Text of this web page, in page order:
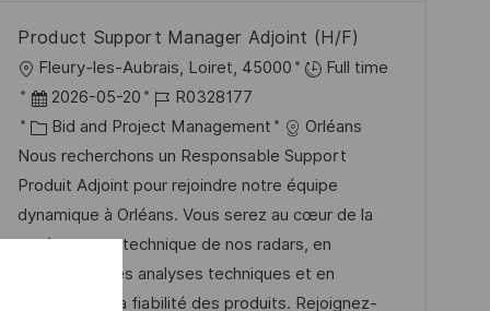
Product Support Manager Adjoint (H/F)
O
r
t
Fleury-les-Aubrais, Loiret, 45000
Full time
D
a
t
u
m
d
2026-05-20
J
o
b
-
I
D
R0328177
K
a
t
e
g
Bid and Project Management
Orléans
Nous recherchons un Responsable Support
Produit Adjoint pour rejoindre notre équipe
dynamique à Orléans. Vous serez au cœur de la
performance technique de nos radars, en
supervisant les analyses techniques et en
garantissant la fiabilité des produits. Rejoignez-